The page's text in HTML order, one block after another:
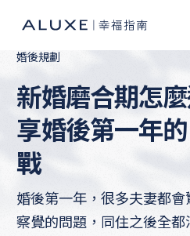
婚後規劃
新婚磨合期怎
享婚後第一年
戰
婚後第一年，很多夫妻都
察覺的問題，同住之後全